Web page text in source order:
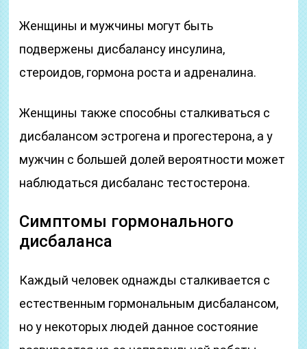
Женщины и мужчины могут быть
подвержены дисбалансу инсулина,
стероидов, гормона роста и адреналина.
Женщины также способны сталкиваться с
дисбалансом эстрогена и прогестерона, а у
мужчин с большей долей вероятности может
наблюдаться дисбаланс тестостерона.
Симптомы гормонального
дисбаланса
Каждый человек однажды сталкивается с
естественным гормональным дисбалансом,
но у некоторых людей данное состояние